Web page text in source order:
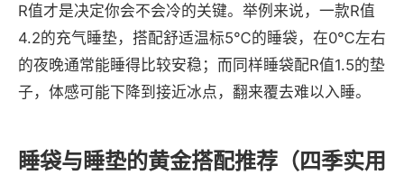
R值才是决定你会不会冷的关键。举例来说，一款R值
4.2的充气睡垫，搭配舒适温标5℃的睡袋，在0℃左右
的夜晚通常能睡得比较安稳；而同样睡袋配R值1.5的垫
子，体感可能下降到接近冰点，翻来覆去难以入睡。
睡袋与睡垫的黄金搭配推荐（四季实用